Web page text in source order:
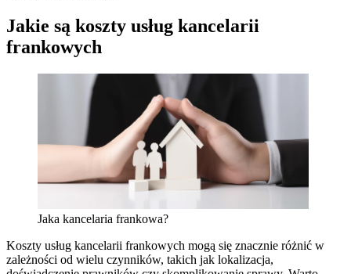
Jakie są koszty usług kancelarii
frankowych
Jaka kancelaria frankowa?
Koszty usług kancelarii frankowych mogą się znacznie różnić w
zależności od wielu czynników, takich jak lokalizacja,